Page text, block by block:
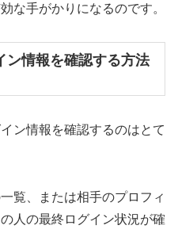
な手がかりになるのです。
ン情報を確認する方法
ン情報を確認するのはとて
覧、または相手のプロフィ
人の最終ログイン状況が確